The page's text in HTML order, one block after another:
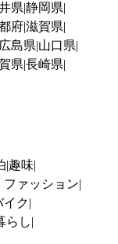
県 静岡県
府滋賀県
広島県 山口県
県 長崎県
趣味
ファッション
イク
らし